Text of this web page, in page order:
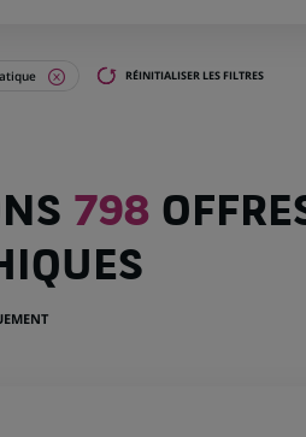
RÉINITIALISER LES FILTRES
798